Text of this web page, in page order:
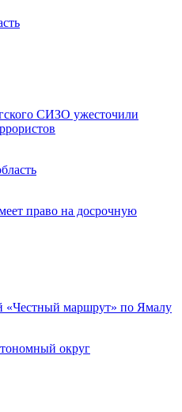
СИЗО ужесточили
право на досрочную
«Честный маршрут» по Ямалу
округ